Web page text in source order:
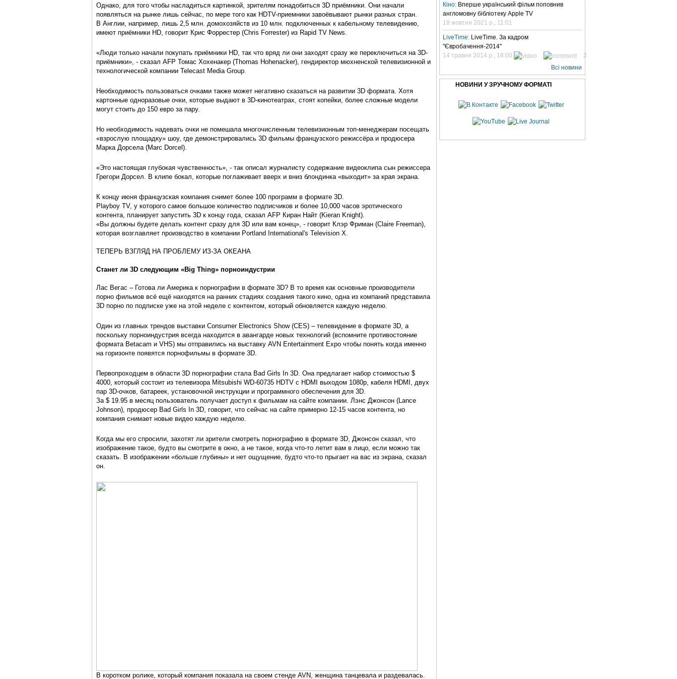
Однако, для того чтобы насладиться картинкой, зрителям понадобиться 3D приёмники. Они начали
появляться на рынке лишь сейчас, по мере того как HDTV-приемники завоёвывают рынки разных стран.
В Англии, например, лишь 2,5 млн. домохозяйств из 10 млн. подключенных к кабельному телевидению,
имеют приёмники HD, говорит Крис Форрестер (Chris Forrester) из Rapid TV News.
«Люди только начали покупать приёмники HD, так что вряд ли они заходят сразу же переключиться на 3D-
приёмники», - сказал AFP Томас Хохенакер (Thomas Hohenacker), гендиректор мюхненской телевизионной и
технологической компании Telecast Media Group.
Необходимость пользоваться очками также может негативно сказаться на развитии 3D формата. Хотя
картонные одноразовые очки, которые выдают в 3D-кинотеатрах, стоят копейки, более сложные модели
могут стоить до 150 евро за пару.
Но необходимость надевать очки не помешала многочисленным телевизионным топ-менеджерам посещать
«взрослую площадку» шоу, где демонстрировались 3D фильмы французского режиссёра и продюсера
Марка Дорсела (Marc Dorcel).
«Это настоящая глубокая чувственность», - так описал журналисту содержание видеоклипа сын режиссера
Грегори Дорсел. В клипе бокал, которые поглаживает вверх и вниз блондинка «выходит» за края экрана.
К концу июня французская компания снимет более 100 программ в формате 3D.
Playboy TV, у которого самое большое количество подписчиков и более 10,000 часов эротического
контента, планирует запустить 3D к концу года, сказал AFP Киран Найт (Kieran Knight).
«Вы должны будете делать контент сразу для 3D или вам конец», - говорит Клэр Фриман (Claire Freeman),
которая возглавляет производство в компании Portland International's Television X.
ТЕПЕРЬ ВЗГЛЯД НА ПРОБЛЕМУ ИЗ-ЗА ОКЕАНА
Станет ли 3D следующим «Big Thing» порноиндустрии
Лас Вегас – Готова ли Америка к порнографии в формате 3D? В то время как основные производители
порно фильмов всё ещё находятся на ранних стадиях создания такого кино, одна из компаний представила
3D порно по подписке уже на этой неделе с контентом, который обновляется каждую неделю.
Один из главных трендов выставки Consumer Electronics Show (CES) – телевидение в формате 3D, а
поскольку порноиндустрия всегда находится в авангарде новых технологий (вспомните противостояние
формата Betacam и VHS) мы отправились на выставку AVN Entertainment Expo чтобы понять когда именно
на горизонте появятся порнофильмы в формате 3D.
Первопроходцем в области 3D порнографии стала Bad Girls In 3D. Она предлагает набор стоимостью $
4000, который состоит из телевизора Mitsubishi WD-60735 HDTV с HDMI выходом 1080p, кабеля HDMI, двух
пар 3D-очков, батареек, установочной инструкции и программного обеспечения для 3D.
За $ 19.95 в месяц пользователь получает доступ к фильмам на сайте компании. Лэнс Джонсон (Lance
Johnson), продюсер Bad Girls In 3D, говорит, что сейчас на сайте примерно 12-15 часов контента, но
компания снимает новые видео каждую неделю.
Когда мы его спросили, захотят ли зрители смотреть порнографию в формате 3D, Джонсон сказал, что
изображение такое, будто вы смотрите в окно, а не такое, когда что-то летит вам в лицо, если можно так
сказать. В изображении «больше глубины» и нет ощущение, будто что-то прыгает на вас из экрана, сказал
он.
В коротком ролике, который компания показала на своем стенде AVN, женщина танцевала и раздевалась.
Кіно: Вперше український фільм поповнив
англомовну бібліотеку Apple TV
18 жовтня 2021 р., 11:01
LiveTime: LiveTime. За кадром
"Євробачення-2014"
14 травня 2014 р., 18:00
2
Всі новини
НОВИНИ У ЗРУЧНОМУ ФОРМАТІ